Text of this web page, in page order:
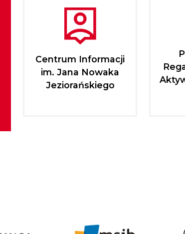
Centrum Informacji
im. Jana Nowaka
Jeziorańskiego